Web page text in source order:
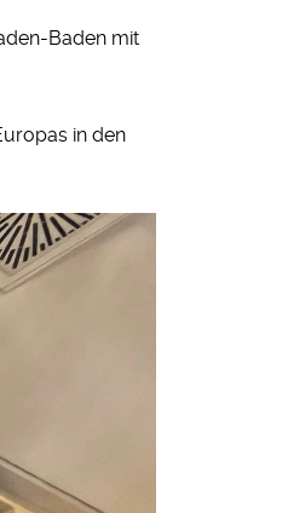
Baden mit
in den